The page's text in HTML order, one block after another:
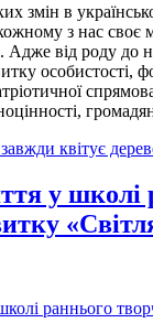
змін в
з нас своє
Адже від роду до
особистості,
квітує
у школі